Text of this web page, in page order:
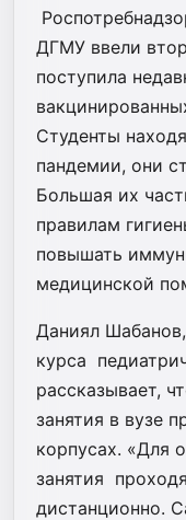
ДГМУ ввели
поступила
Студенты
пандемии, они
Большая их
правилам
повышать
медицинской
Даниял
курса
рассказывает,
занятия в вузе
корпусах. «Для
занятия
дистанционно.